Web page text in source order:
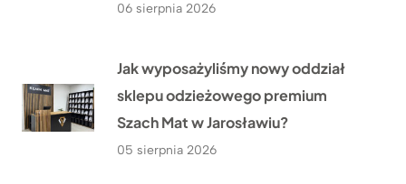
06 sierpnia 2026
Jak wyposażyliśmy nowy oddział
sklepu odzieżowego premium
Szach Mat w Jarosławiu?
05 sierpnia 2026